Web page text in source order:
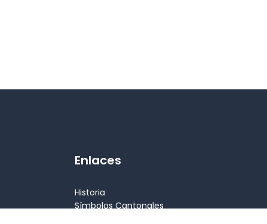
Enlaces
Historia
Símbolos Cantonales